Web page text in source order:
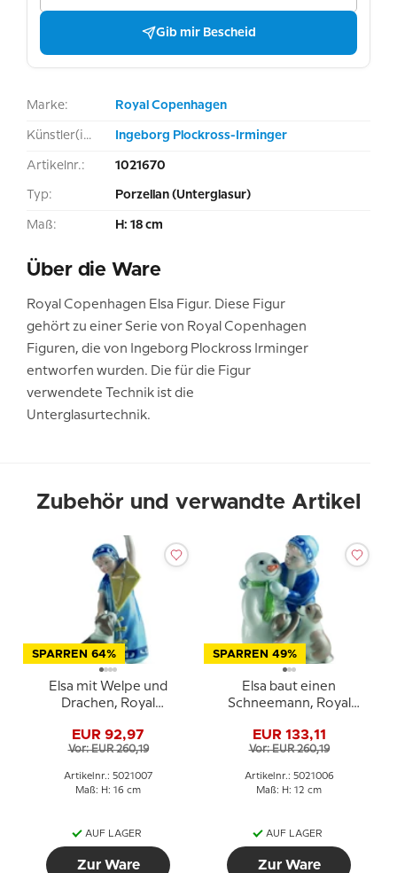
Gib mir Bescheid
Marke: Royal Copenhagen
Künstler(in): Ingeborg Plockross-Irminger
Artikelnr.: 1021670
Typ: Porzellan (Unterglasur)
Maß: H: 18 cm
Über die Ware
Royal Copenhagen Elsa Figur. Diese Figur
gehört zu einer Serie von Royal Copenhagen
Figuren, die von Ingeborg Plockross Irminger
entworfen wurden. Die für die Figur
verwendete Technik ist die
Unterglasurtechnik.
Zubehör und verwandte Artikel
SPARREN 64%
Elsa mit Welpe und
Drachen, Royal
007
EUR 92,97
Vor: EUR 260,19
Artikelnr.: 5021007
Maß: H: 16 cm
AUF LAGER
Zur Ware
SPARREN 49%
Elsa baut einen
Schneemann, Royal
006
EUR 133,11
Vor: EUR 260,19
Artikelnr.: 5021006
Maß: H: 12 cm
AUF LAGER
Zur Ware